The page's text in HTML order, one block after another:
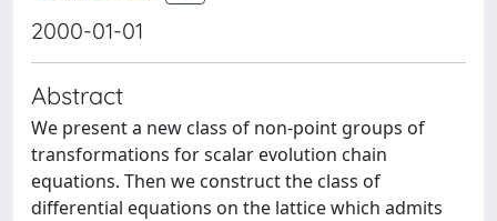
2000-01-01
Abstract
We present a new class of non-point groups of
transformations for scalar evolution chain
equations. Then we construct the class of
differential equations on the lattice which admits